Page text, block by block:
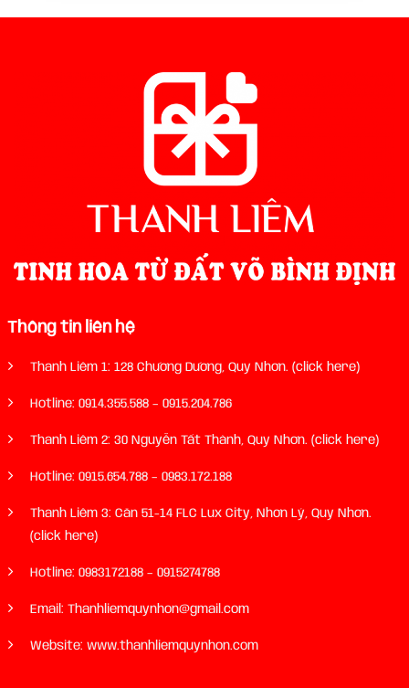
Thông tin liên hệ
Thanh Liêm 1: 128 Chương Dương, Quy Nhơn. (click here)
Hotline: 0914.355.588 – 0915.204.786
Thanh Liêm 2: 30 Nguyễn Tất Thành, Quy Nhơn. (click here)
Hotline: 0915.654.788 – 0983.172.188
Thanh Liêm 3: Căn 51-14 FLC Lux City, Nhơn Lý, Quy Nhơn.
(click here)
Hotline: 0983172188 – 0915274788
Email: Thanhliemquynhon@gmail.com
Website: www.thanhliemquynhon.com